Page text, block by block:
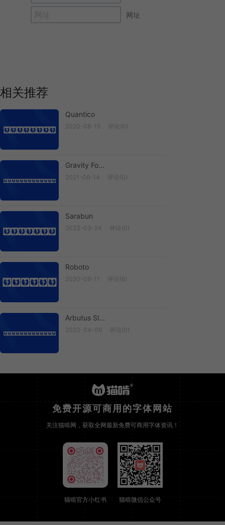
网址
相关推荐
Quantico
Quantico
2020-08-15 评论(0)
Gravity Fo...
Gravity Fo...
2021-06-14 评论(0)
Sarabun
Sarabun
2023-03-24 评论(0)
Roboto
Roboto
2020-08-11 评论(6)
Arbutus Sl...
Arbutus Sl...
2023-04-06 评论(0)
免费开源可商用的字体网站
关注猫啃网，获取全网最新免费可商用字体资讯！
猫啃官方小红书 猫啃微信公众号